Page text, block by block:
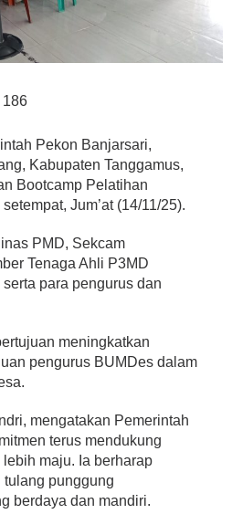
186
Pekon Banjarsari,
Kabupaten Tanggamus,
Bootcamp Pelatihan
Jum’at (14/11/25).
PMD, Sekcam
Tenaga Ahli P3MD
para pengurus dan
meningkatkan
pengurus BUMDes dalam
mengatakan Pemerintah
terus mendukung
maju. Ia berharap
tulang punggung
berdaya dan mandiri.